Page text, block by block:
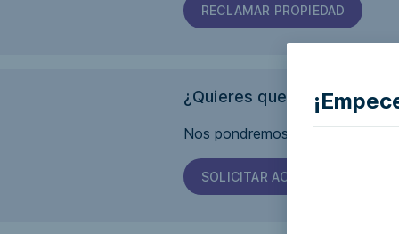
RECLAMAR PROPIEDAD
¿Quieres que esta página
Nos pondremos en contacto
SOLICITAR ACCESIBILIDAD